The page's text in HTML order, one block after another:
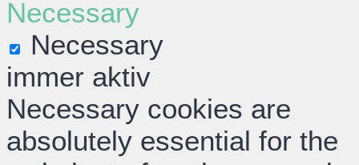
Necessary
Necessary
immer aktiv
Necessary cookies are
absolutely essential for the